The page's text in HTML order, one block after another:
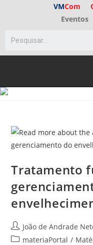
VMCom
Eventos
Tratamento
João de Andrade
materiaPortal /